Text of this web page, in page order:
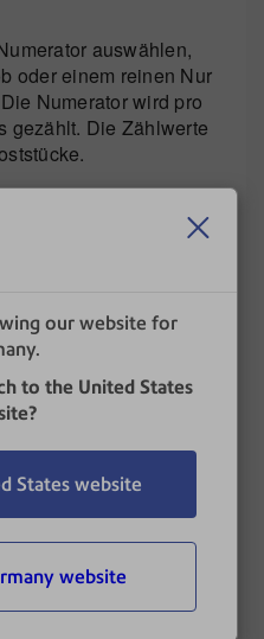
our website for
to the United States
States website
website
auswählen,
oder einem reinen Nur
Numerator wird pro
gezählt. Die Zählwerte
für
Ein.
.
Stückzahl ein.
.
wird die
2025